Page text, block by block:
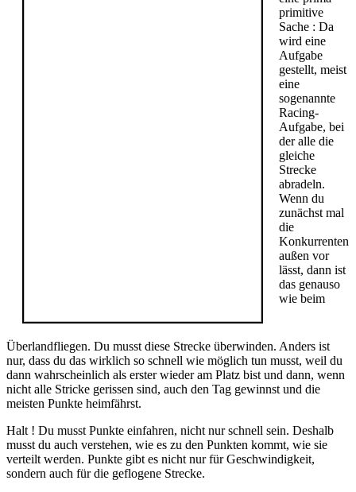
primitive
Sache : Da
wird eine
Aufgabe
gestellt, meist
eine
sogenannte
Racing-
Aufgabe, bei
der alle die
gleiche
Strecke
abradeln.
Wenn du
zunächst mal
die
Konkurrenten
außen vor
lässt, dann ist
das genauso
wie beim
Überlandfliegen. Du musst diese Strecke überwinden. Anders ist
nur, dass du das wirklich so schnell wie möglich tun musst, weil du
dann wahrscheinlich als erster wieder am Platz bist und dann, wenn
nicht alle Stricke gerissen sind, auch den Tag gewinnst und die
meisten Punkte heimfährst.
Halt ! Du musst Punkte einfahren, nicht nur schnell sein. Deshalb
musst du auch verstehen, wie es zu den Punkten kommt, wie sie
verteilt werden. Punkte gibt es nicht nur für Geschwindigkeit,
sondern auch für die geflogene Strecke.